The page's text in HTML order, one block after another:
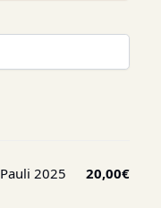
2025
20,00€